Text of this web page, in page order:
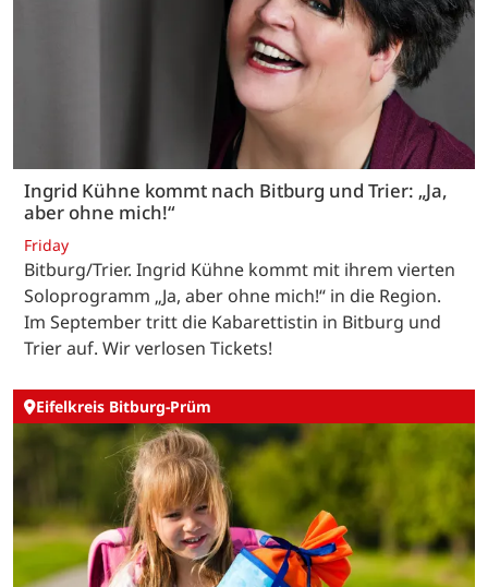
Ingrid Kühne kommt nach Bitburg und Trier: „Ja,
aber ohne mich!“
Friday
Bitburg/Trier. Ingrid Kühne kommt mit ihrem vierten
Soloprogramm „Ja, aber ohne mich!“ in die Region.
Im September tritt die Kabarettistin in Bitburg und
Trier auf. Wir verlosen Tickets!
Eifelkreis Bitburg-Prüm